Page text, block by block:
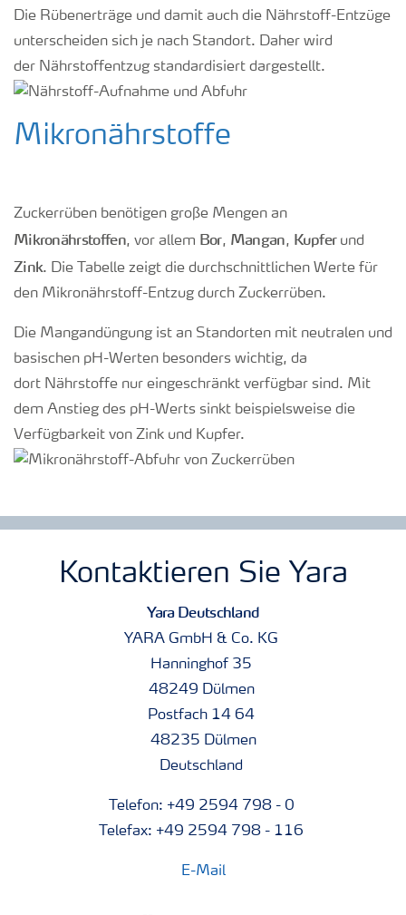
Die Rübenerträge und damit auch die Nährstoff-Entzüge
unterscheiden sich je nach Standort. Daher wird
der Nährstoffentzug standardisiert dargestellt.
Mikronährstoffe
Zuckerrüben benötigen große Mengen an
Mikronährstoffen, vor allem Bor, Mangan, Kupferund
Zink. Die Tabelle zeigt die durchschnittlichen Werte für
den Mikronährstoff-Entzug durch Zuckerrüben.
Die Mangandüngung ist an Standorten mit neutralen und
basischen pH-Werten besonders wichtig, da
dort Nährstoffe nur eingeschränkt verfügbar sind. Mit
dem Anstieg des pH-Werts sinkt beispielsweise die
Verfügbarkeit von Zink und Kupfer.
Kontaktieren Sie Yara
Yara Deutschland
YARA GmbH & Co. KG
Hanninghof 35
48249 Dülmen
Postfach 14 64
48235 Dülmen
Deutschland
Telefon: +49 2594 798 - 0
Telefax: +49 2594 798 - 116
E-Mail